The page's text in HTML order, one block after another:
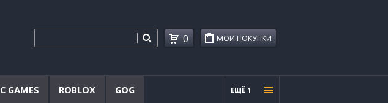
МОИ ПОКУПКИ
0
GAMES ROBLOX GOG ЕЩЁ 1